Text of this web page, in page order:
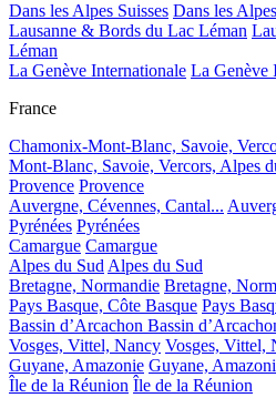
Dans les Alpes Suisses Dans les
Lausanne & Bords du Lac Léman
Léman
La Genève Internationale La Genève
France
Chamonix-Mont-Blanc, Savoie,
Mont-Blanc, Savoie, Vercors, Alpes
Provence Provence
Auvergne, Cévennes, Cantal...
Pyrénées Pyrénées
Camargue Camargue
Alpes du SudAlpes du Sud
Bretagne, Normandie Bretagne,
Pays Basque, Côte Basque Pays
Bassin d’Arcachon Bassin
Vosges, Vittel, Nancy Vosges, Vittel,
Guyane, Amazonie Guyane,
Île de la Réunion Île de la Réunion